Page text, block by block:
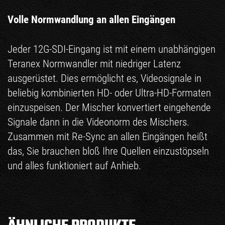
Volle Normwandlung an allen Eingängen
Jeder 12G-SDI-Eingang ist mit einem unabhängigen
Teranex Normwandler mit niedriger Latenz
ausgerüstet. Dies ermöglicht es, Videosignale in
beliebig kombinierten HD- oder Ultra-HD-Formaten
einzuspeisen. Der Mischer konvertiert eingehende
Signale dann in die Videonorm des Mischers.
Zusammen mit Re-Sync an allen Eingängen heißt
das, Sie brauchen bloß Ihre Quellen einzustöpseln
und alles funktioniert auf Anhieb.